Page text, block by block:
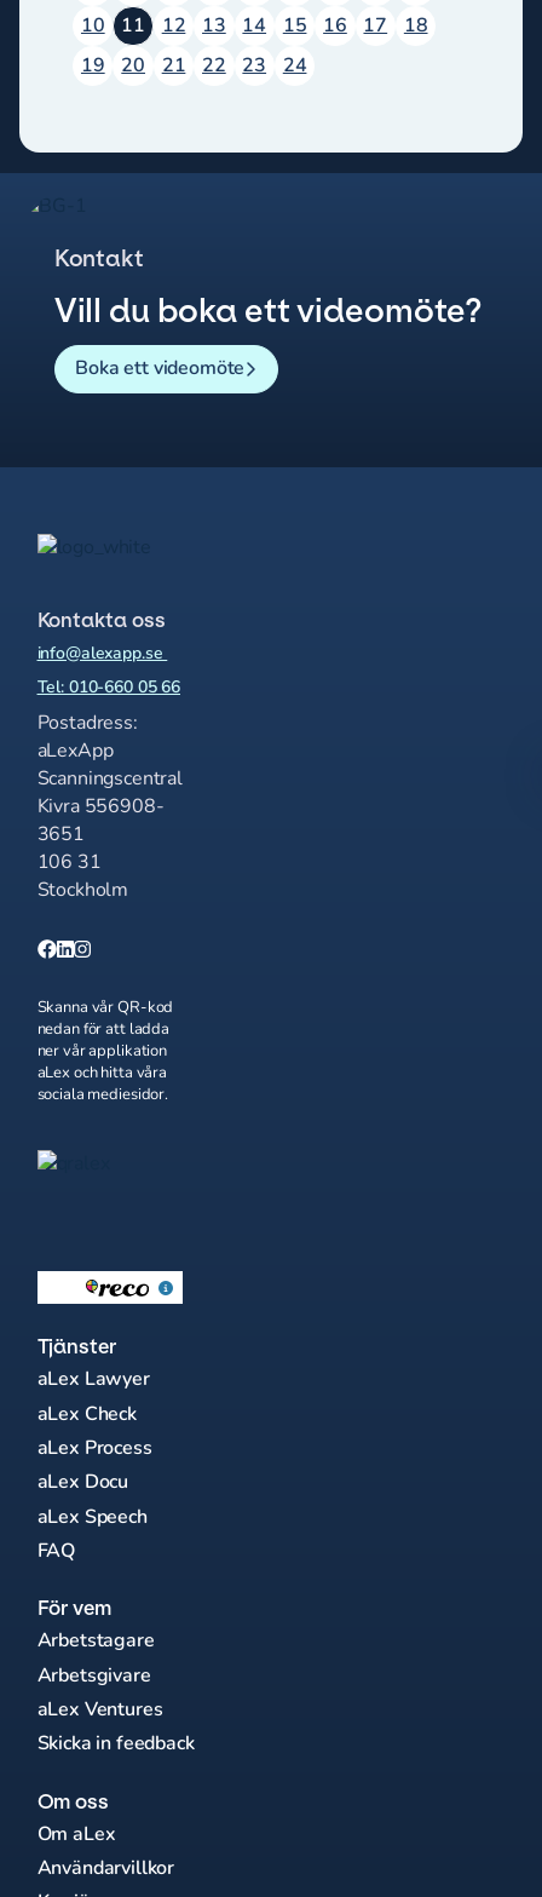
10
11 12 13 14 15 16 17
18
19
20 21 22 23 24
Kontakt
Vill du boka ett videomöte?
Boka ett videomöte
Kontakta oss
info@alexapp.se
Tel: 010-660 05 66
Postadress:
aLexApp
Scanningscentral
Kivra 556908-
3651
106 31
Stockholm
Skanna vår QR-kod
nedan för att ladda
ner vår applikation
aLex och hitta våra
sociala mediesidor.
Tjänster
aLex Lawyer
aLex Check
aLex Process
aLex Docu
aLex Speech
FAQ
För vem
Arbetstagare
Arbetsgivare
aLex Ventures
Skicka in feedback
Om oss
Om aLex
Användarvillkor